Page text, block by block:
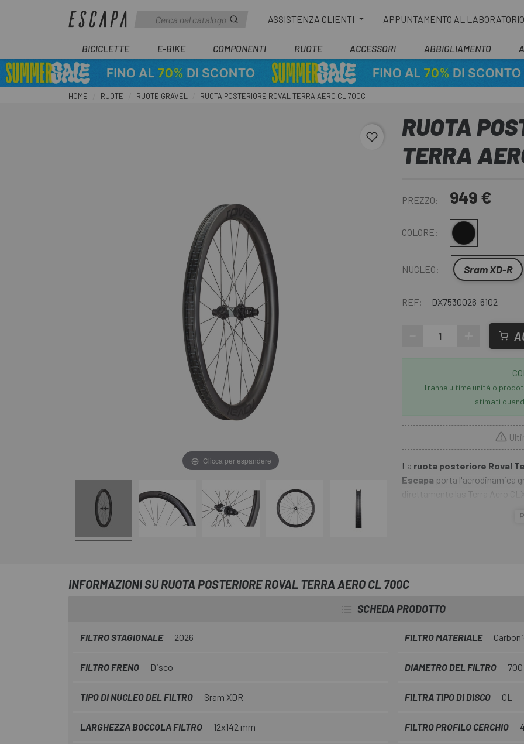
ASSISTENZA CLIENTI APPUNTAMENTO AL LABORATORIO
BICICLETTE E-BIKE COMPONENTI RUOTE ACCESSORI ABBIGLIAMENTO
HOME RUOTE RUOTE GRAVEL RUOTA POSTERIORE ROVAL TERRA AERO CL 700C
favorite_border
Clicca per espandere
RUOTA
TERRA
PREZZO: 949 €
COLORE: Nero
NUCLEO: Sram XD-R
REF: DX7530026-6102
Tranne ultime unità o
stimati
La ruota posteriore Roval
Escapa porta l'aerodinamica
direttamente las Terra Aero
qualità-prezzo per il ciclista
INFORMAZIONI SU RUOTA POSTERIORE ROVAL TERRA AERO CL 700C
SCHEDA PRODOTTO
FILTRO STAGIONALE 2026 FILTRO MATERIALE
FILTRO FRENO Disco DIAMETRO DEL FILTRO 700
TIPO DI NUCLEO DEL FILTRO Sram XDR FILTRA TIPO DI DISCO CL
LARGHEZZA BOCCOLA FILTRO 12x142 mm FILTRO PROFILO CERCHIO